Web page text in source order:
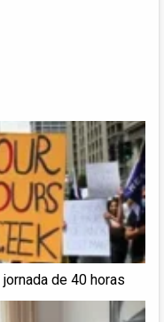
de 40 horas